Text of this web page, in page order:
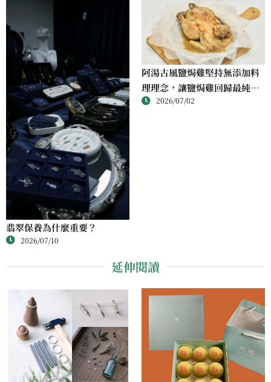
翡翠保養為什麼重要？
2026/07/10
阿湯古風鹽焗雞堅持無添加料
理理念，讓鹽焗雞回歸最純粹
的風味2026/07/02
延伸閱讀